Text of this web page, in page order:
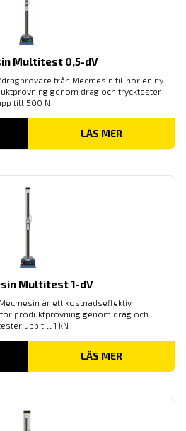
Multitest 0,5-dV
från Mecmesin tillhör en ny
genom drag och trycktester
till 500 N
LÄS MER
Multitest 1-dV
är ett kostnadseffektiv
produktprovning genom drag och
upp till 1 kN
LÄS MER